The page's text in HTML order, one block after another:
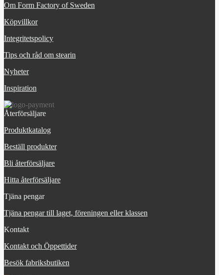
Om Form Factory of Sweden
Köpvillkor
Integritetspolicy
Tips och råd om stearin
Nyheter
Inspiration
Återförsäljare
Produktkatalog
Beställ produkter
Bli återförsäljare
Hitta återförsäljare
Tjäna pengar
Tjäna pengar till laget, föreningen eller klassen
Kontakt
Kontakt och Öppettider
Besök fabriksbutiken